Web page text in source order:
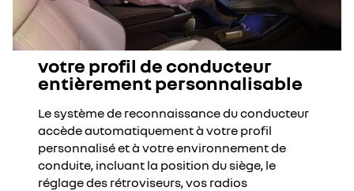
votre profil de conducteur
entièrement personnalisable
Le système de reconnaissance du conducteur
accède automatiquement à votre profil
personnalisé et à votre environnement de
conduite, incluant la position du siège, le
réglage des rétroviseurs, vos radios